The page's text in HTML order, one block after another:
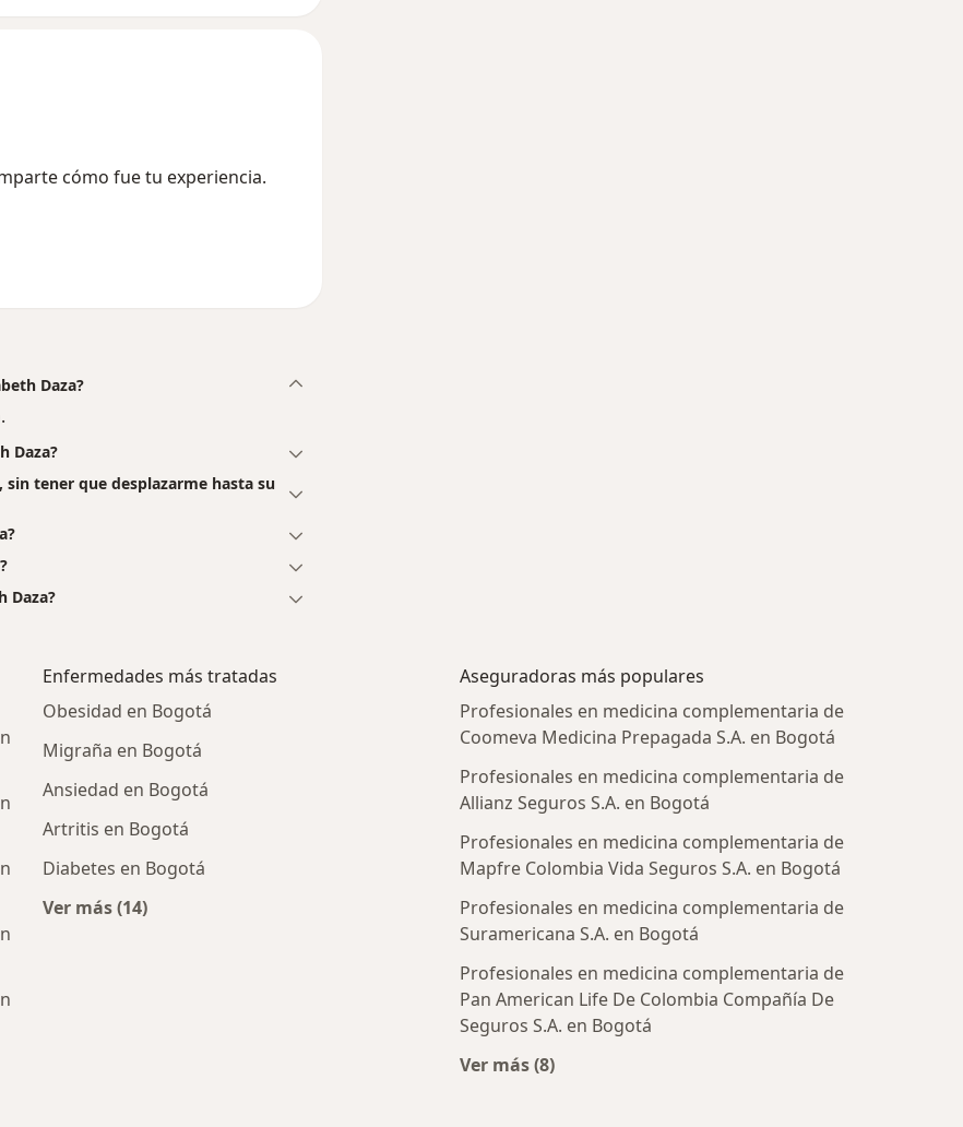
cómo fue tu experiencia.
Daza?
Daza?
sin tener que desplazarme hasta su
Daza?
Enfermedades más tratadas
Obesidad en Bogotá
Migraña en Bogotá
Ansiedad en Bogotá
Artritis en Bogotá
Diabetes en Bogotá
Ver más (14)
Más en esta categoría: Enfermedades más tratadas
Aseguradoras más populares
Profesionales en medicina complementaria de
Coomeva Medicina Prepagada S.A. en Bogotá
Profesionales en medicina complementaria de
Allianz Seguros S.A. en Bogotá
Profesionales en medicina complementaria de
Mapfre Colombia Vida Seguros S.A. en Bogotá
Profesionales en medicina complementaria de
Suramericana S.A. en Bogotá
Profesionales en medicina complementaria de
Pan American Life De Colombia Compañía De
Seguros S.A. en Bogotá
Ver más (8)